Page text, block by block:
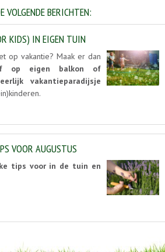
VOLGENDE BERICHTEN:
KIDS) IN EIGEN TUIN
op vakantie? Maak er dan
op eigen balkon of
vakantieparadijsje
VOOR AUGUSTUS
tips voor in de tuin en